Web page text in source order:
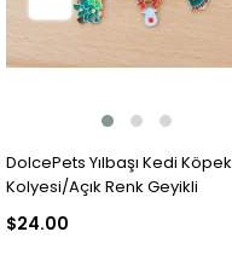
DolcePets Yılbaşı Kedi Köpek
Kolyesi/Açık Renk Geyikli
$24.00